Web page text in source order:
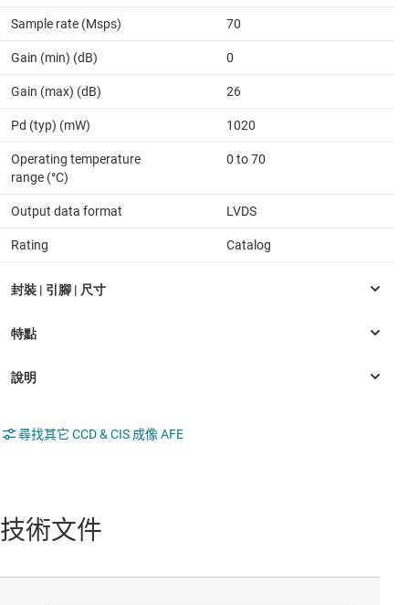
Sample rate (Msps) 70
Gain (min) (dB) 0
Gain (max) (dB) 26
Pd (typ) (mW) 1020
Operating temperature
range (°C)
0 to 70
Output data format LVDS
Rating Catalog
尋找其它 CCD & CIS 成像 AFE
技術文件